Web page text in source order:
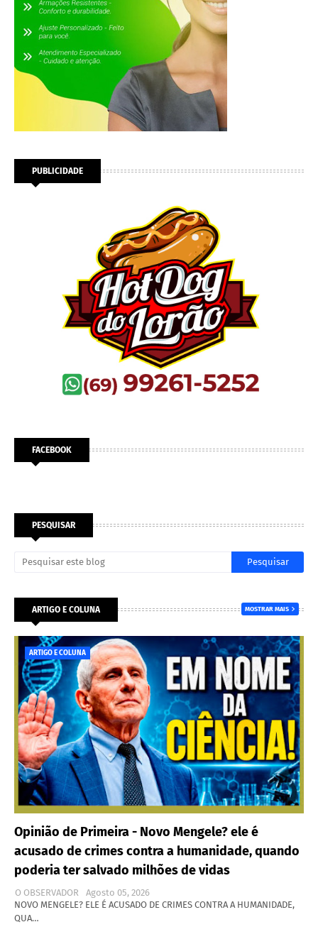
PUBLICIDADE
FACEBOOK
PESQUISAR
ARTIGO E COLUNA MOSTRAR MAIS
ARTIGO E COLUNA
Opinião de Primeira - Novo Mengele? ele é
acusado de crimes contra a humanidade, quando
poderia ter salvado milhões de vidas
O OBSERVADOR
Agosto 05, 2026
NOVO MENGELE? ELE É ACUSADO DE CRIMES CONTRA A HUMANIDADE,
QUA…